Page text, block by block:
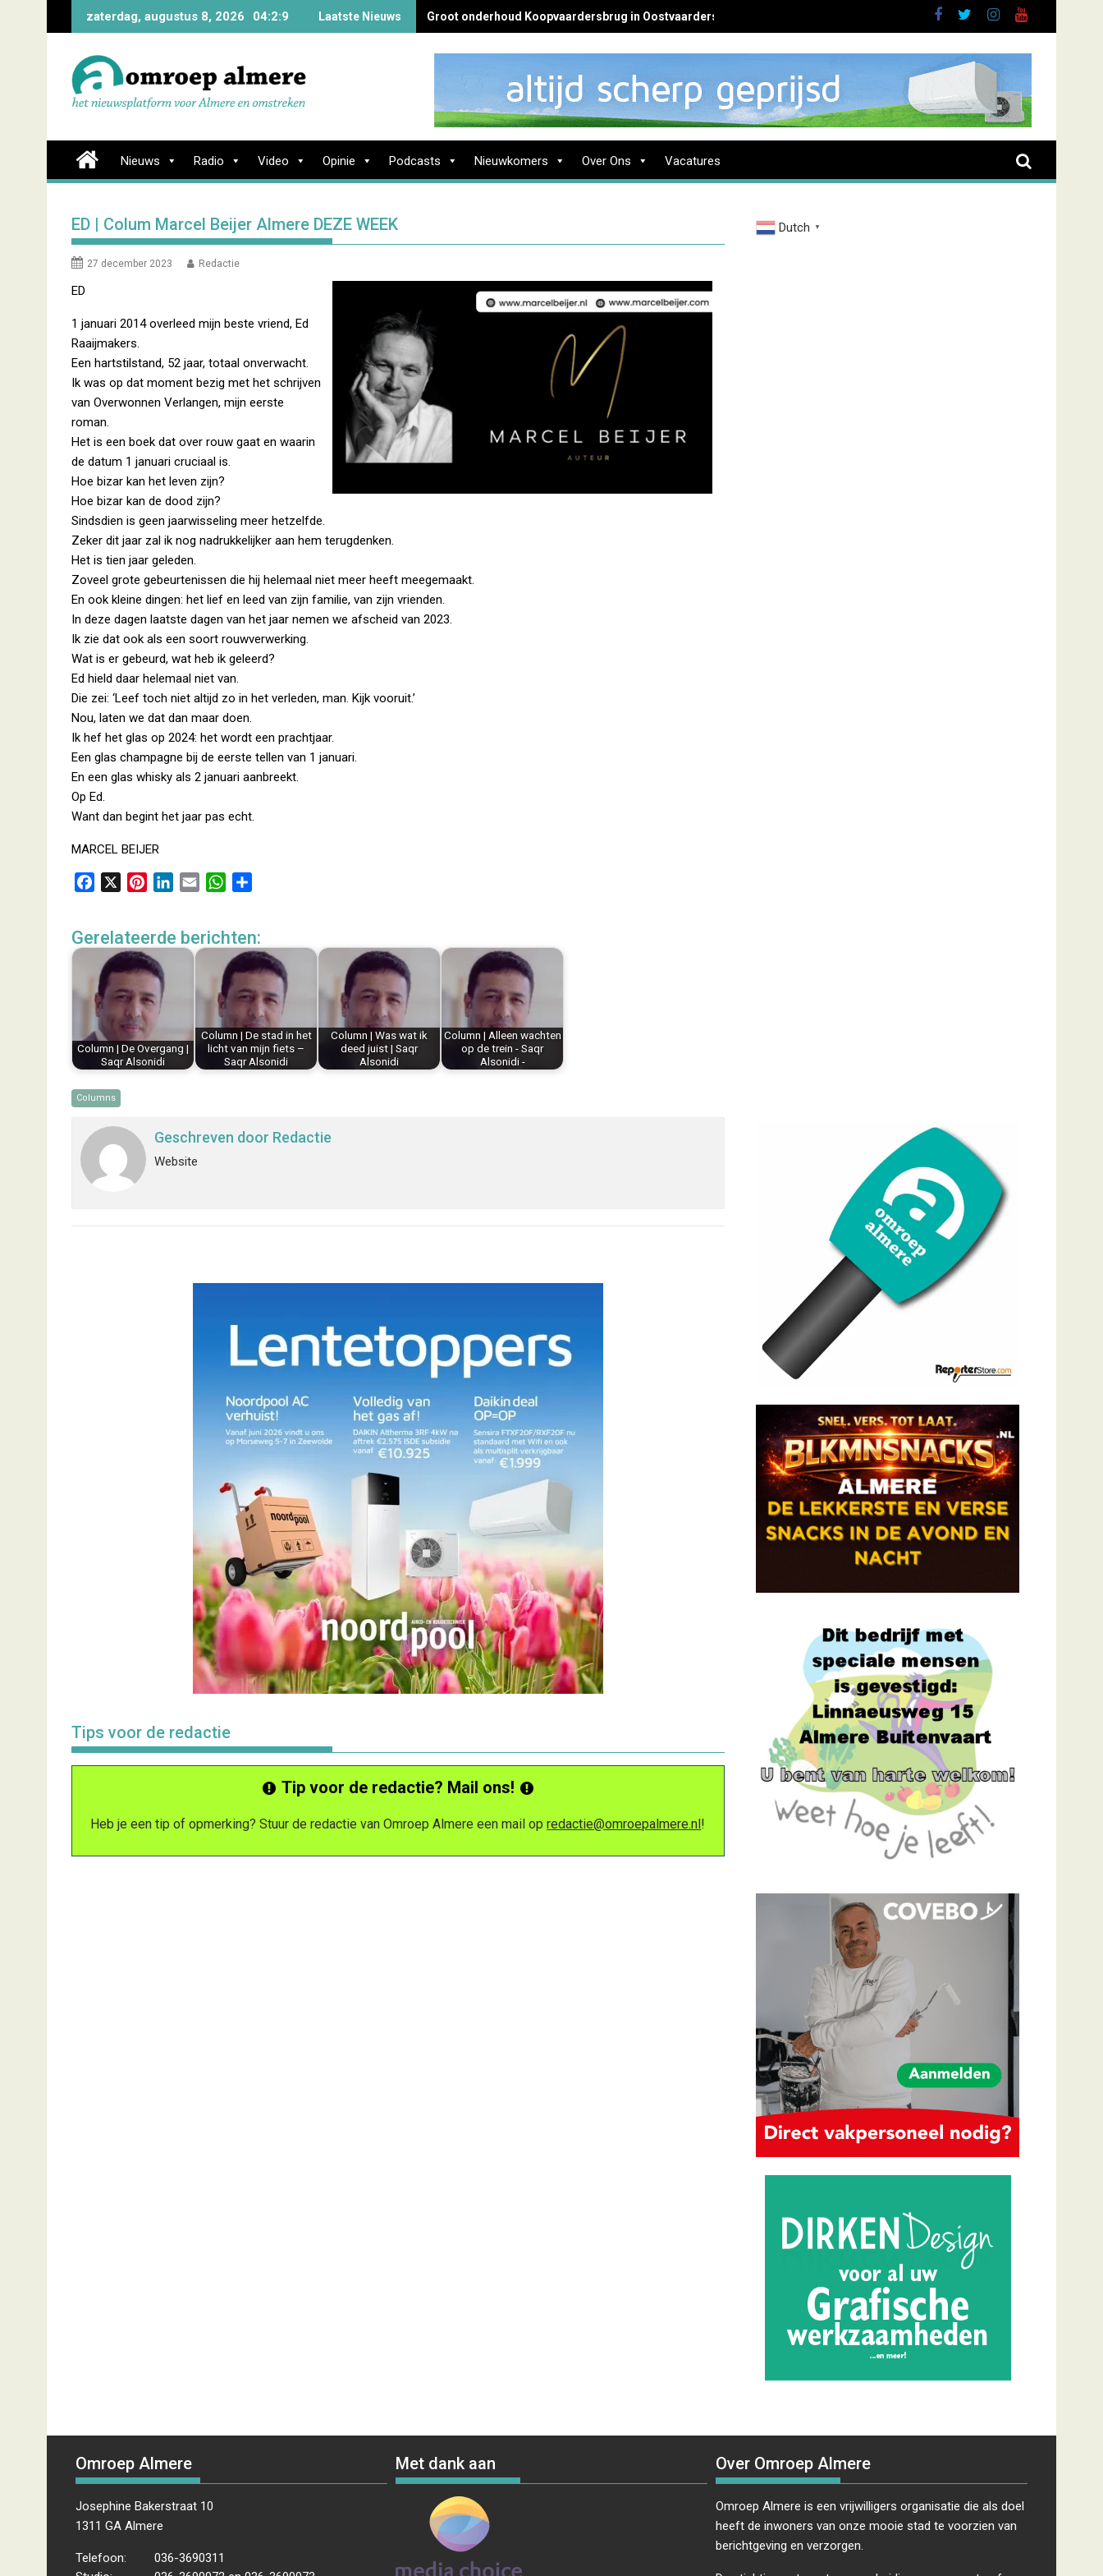
zaterdag, augustus 8, 2026 04:2:10 Laatste Nieuws Groot onderhoud Koopvaardersbrug in Oostvaardersbuurt
Nieuws Radio Video Opinie Podcasts Nieuwkomers Over Ons Vacatures
ED | Colum Marcel Beijer Almere DEZE WEEK
27 december 2023 Redactie
ED
1 januari 2014 overleed mijn beste vriend, Ed
Raaijmakers.
Een hartstilstand, 52 jaar, totaal onverwacht.
Ik was op dat moment bezig met het schrijven
van Overwonnen Verlangen, mijn eerste
roman.
Het is een boek dat over rouw gaat en waarin
de datum 1 januari cruciaal is.
Hoe bizar kan het leven zijn?
Hoe bizar kan de dood zijn?
Sindsdien is geen jaarwisseling meer hetzelfde.
Zeker dit jaar zal ik nog nadrukkelijker aan hem terugdenken.
Het is tien jaar geleden.
Zoveel grote gebeurtenissen die hij helemaal niet meer heeft meegemaakt.
En ook kleine dingen: het lief en leed van zijn familie, van zijn vrienden.
In deze dagen laatste dagen van het jaar nemen we afscheid van 2023.
Ik zie dat ook als een soort rouwverwerking.
Wat is er gebeurd, wat heb ik geleerd?
Ed hield daar helemaal niet van.
Die zei: ‘Leef toch niet altijd zo in het verleden, man. Kijk vooruit.’
Nou, laten we dat dan maar doen.
Ik hef het glas op 2024: het wordt een prachtjaar.
Een glas champagne bij de eerste tellen van 1 januari.
En een glas whisky als 2 januari aanbreekt.
Op Ed.
Want dan begint het jaar pas echt.
MARCEL BEIJER
e
o
o
k
t
e
r
e
s
t
k
i
W
t
s
A
p
e
n
Gerelateerde berichten:
Column | De Overgang |
Saqr Alsonidi
Column | De stad in het
licht van mijn fiets –
Saqr Alsonidi
Column | Was wat ik
deed juist | Saqr
Alsonidi
Column | Alleen wachten
op de trein - Saqr
Alsonidi -
Columns
Geschreven door Redactie
Website
Tips voor de redactie
Tip voor de redactie? Mail ons!
Heb je een tip of opmerking? Stuur de redactie van Omroep Almere een mail opredactie@omroepalmere.nl!
Dutch ▼
Omroep Almere
Josephine Bakerstraat 10
1311 GA Almere
Telefoon:
036-3690311
Met dank aan Over Omroep Almere
Omroep Almere is een vrijwilligers organisatie die als doel
heeft de inwoners van onze mooie stad te voorzien van
berichtgeving en verzorgen.